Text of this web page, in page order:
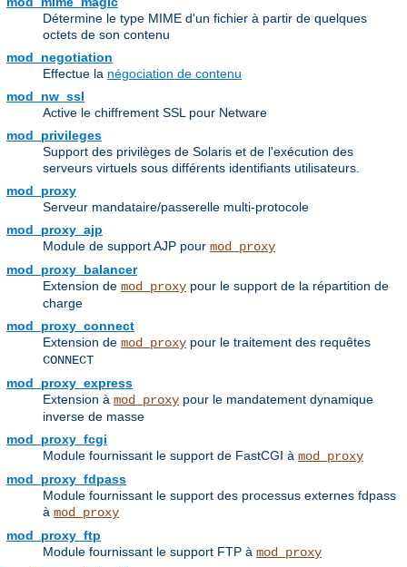
Détermine le type MIME d'un fichier à partir de quelques
octets de son contenu
mod_negotiation
Effectue la négociation de contenu
mod_nw_ssl
Active le chiffrement SSL pour Netware
mod_privileges
Support des privilèges de Solaris et de l'exécution des
serveurs virtuels sous différents identifiants utilisateurs.
mod_proxy
Serveur mandataire/passerelle multi-protocole
mod_proxy_ajp
Module de support AJP pour mod_proxy
mod_proxy_balancer
Extension de mod_proxy pour le support de la répartition de
charge
mod_proxy_connect
Extension de mod_proxy pour le traitement des requêtes
CONNECT
mod_proxy_express
Extension à mod_proxy pour le mandatement dynamique
inverse de masse
mod_proxy_fcgi
Module fournissant le support de FastCGI à mod_proxy
mod_proxy_fdpass
Module fournissant le support des processus externes fdpass
à mod_proxy
mod_proxy_ftp
Module fournissant le support FTP à mod_proxy